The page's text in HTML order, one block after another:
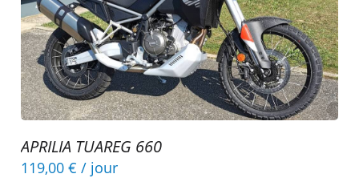
APRILIA TUAREG 660
119,00 € / jour